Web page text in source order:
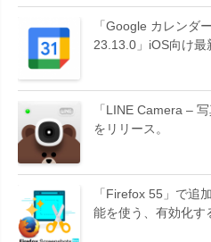
「Google カレンダ
23.13.0」iOS向け最
「LINE Camera –
をリリース。
「Firefox 55」で追
能を使う、有効化す